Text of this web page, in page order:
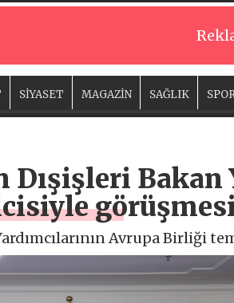
SİYASET MAGAZİN SAĞLIK
Bakan
Avrupa Birliği